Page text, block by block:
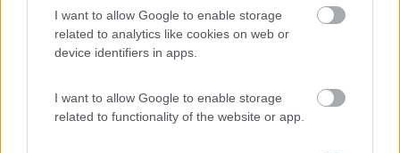
I want to allow Google to enable storage
related to analytics like cookies on web or
device identifiers in apps.
I want to allow Google to enable storage
related to functionality of the website or app.
Servizi / Posizione
Nel canton Ticino, area tranquilla e ombreggiata, con 50